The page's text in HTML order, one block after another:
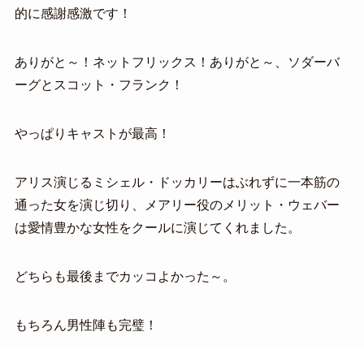
的に感謝感激です！
ありがと～！ネットフリックス！ありがと～、ソダーバ
ーグとスコット・フランク！
やっぱりキャストが最高！
アリス演じるミシェル・ドッカリーはぶれずに一本筋の
通った女を演じ切り、メアリー役のメリット・ウェバー
は愛情豊かな女性をクールに演じてくれました。
どちらも最後までカッコよかった～。
もちろん男性陣も完璧！